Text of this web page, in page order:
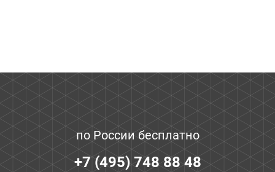
по России бесплатно
+7 (495) 748 88 48